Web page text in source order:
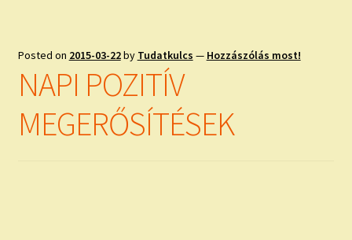
Posted on 2015-03-22by Tudatkulcs — Hozzászólás most!
NAPI POZITÍV
MEGERŐSÍTÉSEK